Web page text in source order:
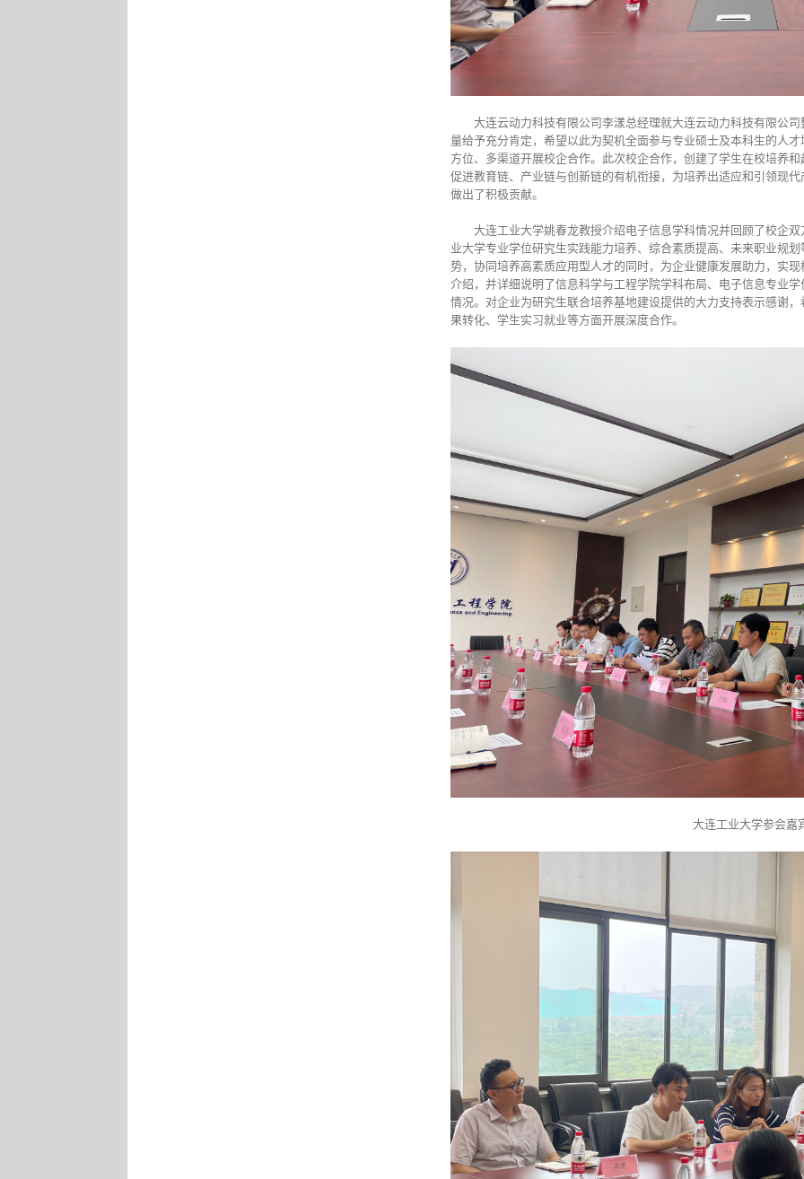
大连云动力科技有限公司李漾总经理就大连云动力科技有限公
量给予充分肯定，希望以此为契机全面参与专业硕士及本科生的人
方位、多渠道开展校企合作。此次校企合作，创建了学生在校培养
促进教育链、产业链与创新链的有机衔接，为培养出适应和引领现
做出了积极贡献。
大连工业大学姚春龙教授介绍电子信息学科情况并回顾了校企
业大学专业学位研究生实践能力培养、综合素质提高、未来职业规
势，协同培养高素质应用型人才的同时，为企业健康发展助力，实
介绍，并详细说明了信息科学与工程学院学科布局、电子信息专业
情况。对企业为研究生联合培养基地建设提供的大力支持表示感谢
果转化、学生实习就业等方面开展深度合作。
大连工业大学参会嘉